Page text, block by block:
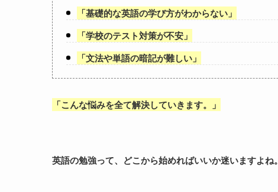
「基礎的な英語の学び方がわからない 」
「学校のテスト対策が不安 」
「文法や単語の暗記が難しい 」
「こんな悩みを全て解決していきます。 」
英語の勉強って、どこから始めればいいか迷いますよね。